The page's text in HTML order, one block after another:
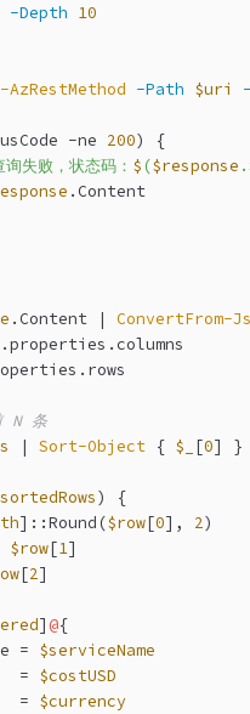
-Depth 10
-Path $uri
-ne 200) {
失败，状态码： $ ($response
.Content
.Content | ConvertFrom-
.properties.columns
N 条
| Sort-Object { $_ [0] }
) {
]::Round($row[0], 2)
$row[1]
[2]
] @{
=
$serviceName
=
$costUSD
=
$currency